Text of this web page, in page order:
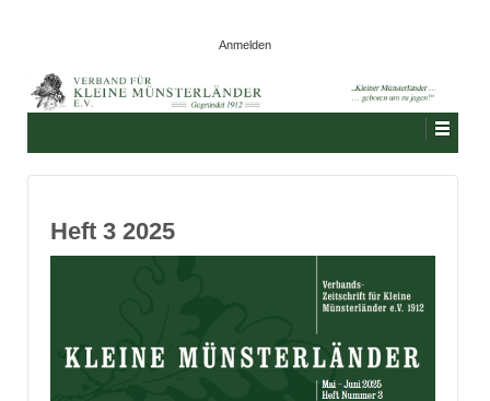
Anmelden
Heft 3 2025